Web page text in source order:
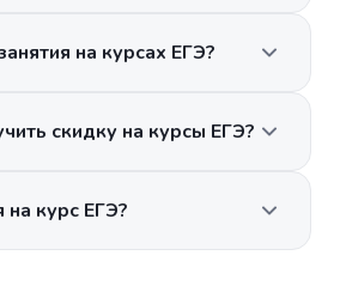
на курсах ЕГЭ?
скидку на курсы ЕГЭ?
на курс ЕГЭ?